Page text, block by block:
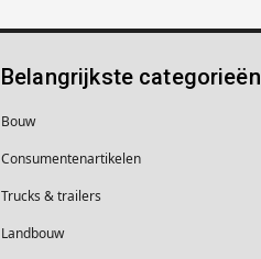
Belangrijkste categorieën
Bouw
Consumentenartikelen
Trucks & trailers
Landbouw